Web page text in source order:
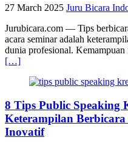
27 March 2025 Juru Bicara
Jurubicara.com — Tips
acara seminar adalah
dunia profesional.
[…]
8 Tips Public Speaking
Keterampilan Berbicara
Inovatif